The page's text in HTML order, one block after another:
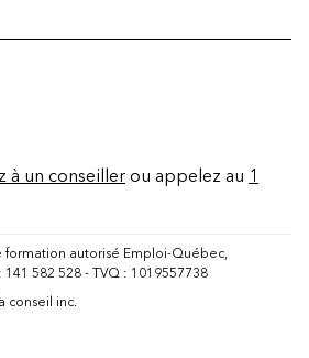
à un conseiller ou appelez au 1
formation autorisé Emploi-Québec,
582 528 - TVQ : 1019557738
conseil inc.